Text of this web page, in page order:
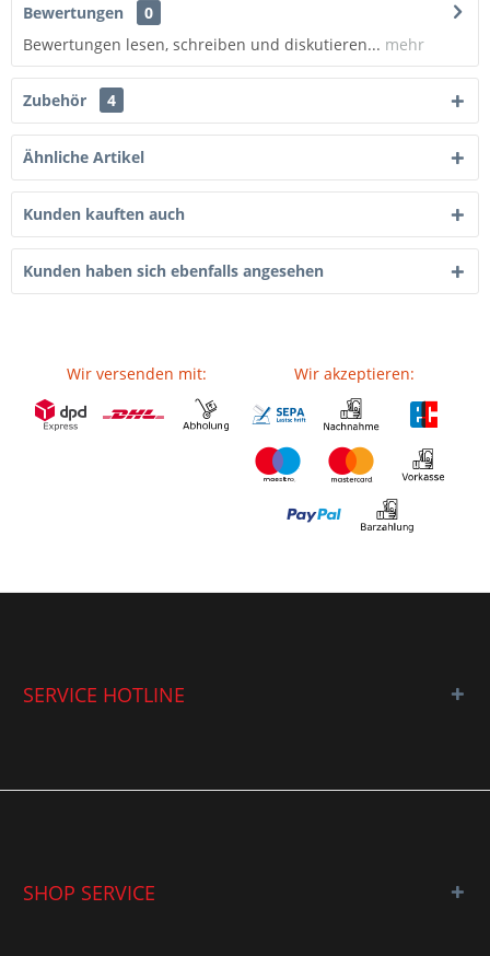
Bewertungen
0
Bewertungen lesen, schreiben und diskutieren... mehr
Zubehör 4
Ähnliche Artikel
Kunden kauften auch
Kunden haben sich ebenfalls angesehen
Wir versenden mit: Wir akzeptieren:
SERVICE HOTLINE
SHOP SERVICE